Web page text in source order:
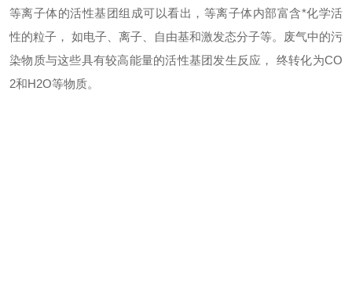
等离子体的活性基团组成可以看出，等离子体内部富含*化学活
性的粒子， 如电子、离子、自由基和激发态分子等。废气中的污
染物质与这些具有较高能量的活性基团发生反应， 终转化为CO
2和H2O等物质。